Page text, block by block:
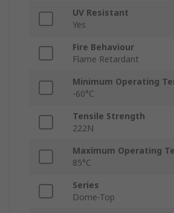
UV Resistant
Yes
Fire Behaviour
Flame Retardant
Minimum Operating
-60°C
Tensile Strength
222N
Maximum Operating
85°C
Series
Dome-Top